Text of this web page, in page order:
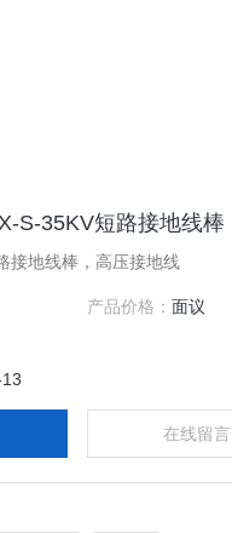
接地线棒，高压接地线
产品价格： 面议
在线留言